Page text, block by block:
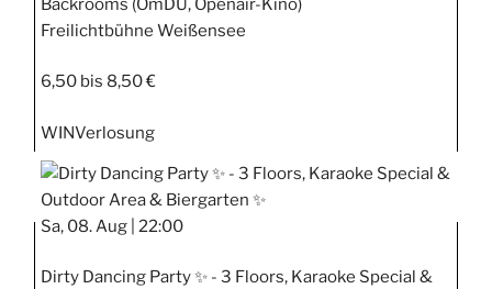
Backrooms (OmDU, Openair-Kino)
Freilichtbühne Weißensee
6,50 bis 8,50 €
WINVerlosung
Sa, 08. Aug | 22:00
Dirty Dancing Party ✨ - 3 Floors, Karaoke Special &